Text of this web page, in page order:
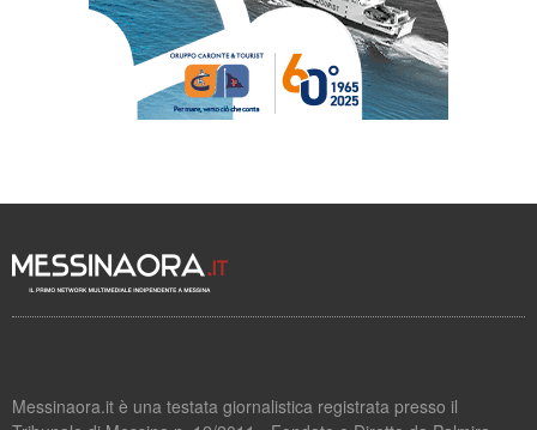
Messinaora.it è una testata giornalistica registrata presso il